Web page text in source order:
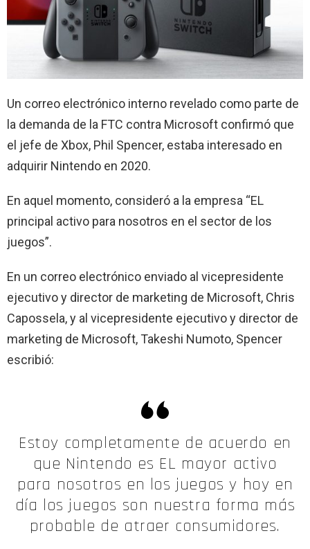
Un correo electrónico interno revelado como parte de
la demanda de la FTC contra Microsoft confirmó que
el jefe de Xbox, Phil Spencer, estaba interesado en
adquirir Nintendo en 2020.
En aquel momento, consideró a la empresa “EL
principal activo para nosotros en el sector de los
juegos”.
En un correo electrónico enviado al vicepresidente
ejecutivo y director de marketing de Microsoft, Chris
Capossela, y al vicepresidente ejecutivo y director de
marketing de Microsoft, Takeshi Numoto, Spencer
escribió:
Estoy completamente de acuerdo en
que Nintendo es EL mayor activo
para nosotros en los juegos y hoy en
día los juegos son nuestra forma más
probable de atraer consumidores.